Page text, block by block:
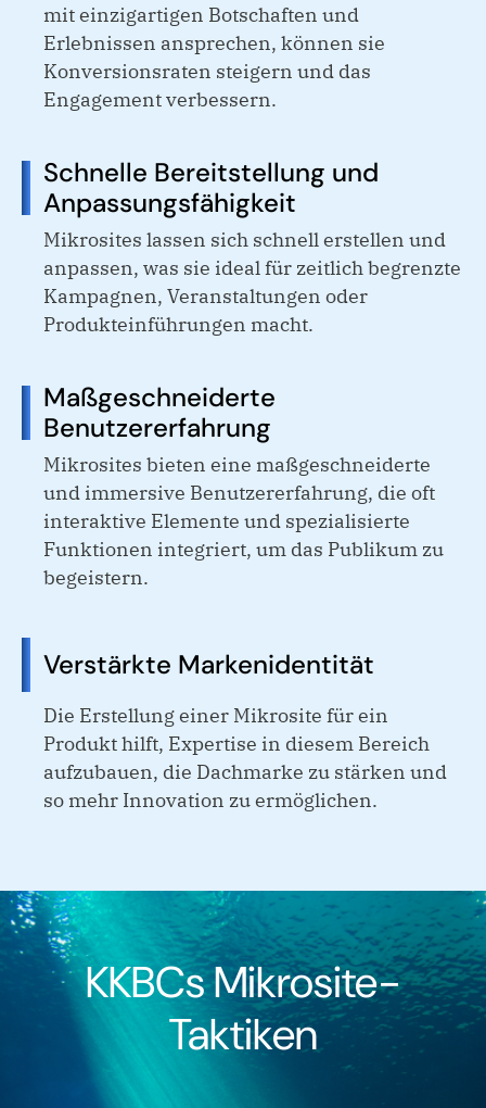
mit einzigartigen Botschaften und
Erlebnissen ansprechen, können sie
Konversionsraten steigern und das
Engagement verbessern.
Schnelle Bereitstellung und
Anpassungsfähigkeit
Mikrosites lassen sich schnell erstellen und
anpassen, was sie ideal für zeitlich begrenzte
Kampagnen, Veranstaltungen oder
Produkteinführungen macht.
Maßgeschneiderte
Benutzererfahrung
Mikrosites bieten eine maßgeschneiderte
und immersive Benutzererfahrung, die oft
interaktive Elemente und spezialisierte
Funktionen integriert, um das Publikum zu
begeistern.
Verstärkte Markenidentität
Die Erstellung einer Mikrosite für ein
Produkt hilft, Expertise in diesem Bereich
aufzubauen, die Dachmarke zu stärken und
so mehr Innovation zu ermöglichen.
KKBCs Mikrosite-
Taktiken